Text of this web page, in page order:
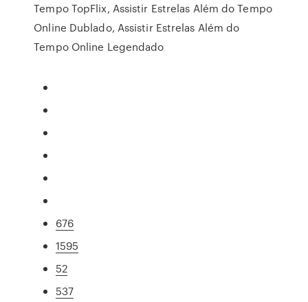
Tempo TopFlix, Assistir Estrelas Além do Tempo
Online Dublado, Assistir Estrelas Além do
Tempo Online Legendado
676
1595
52
537